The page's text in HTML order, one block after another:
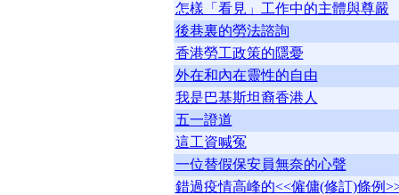
怎樣「看見」工作中的主體與尊嚴
後巷裏的勞法諮詢
香港勞工政策的隱憂
外在和內在靈性的自由
我是巴基斯坦裔香港人
五一證道
這工資喊冤
一位替假保安員無奈的心聲
錯過疫情高峰的<<僱傭(修訂)條例